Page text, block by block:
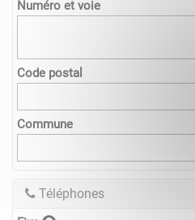
Numéro et voie
Code postal
Commune
Téléphones